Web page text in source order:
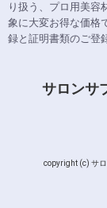
り扱う、プロ用美容
象に大変お得な価格
録と証明書類のご登
サロンサ
copyright (c) サ